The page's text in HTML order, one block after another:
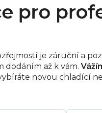
pro
je záruční a
dodáním až k vám.
novou chladící